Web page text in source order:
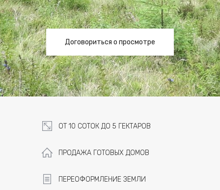
Договориться о просмотре
ОТ 10 СОТОК ДО 5 ГЕКТАРОВ
ПРОДАЖА ГОТОВЫХ ДОМОВ
ПЕРЕОФОРМЛЕНИЕ ЗЕМЛИ